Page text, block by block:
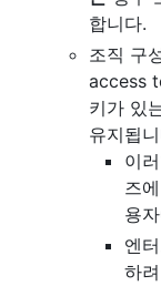
합니다.
조직 구
access
키가 있
유지됩
이
즈
용
엔
하